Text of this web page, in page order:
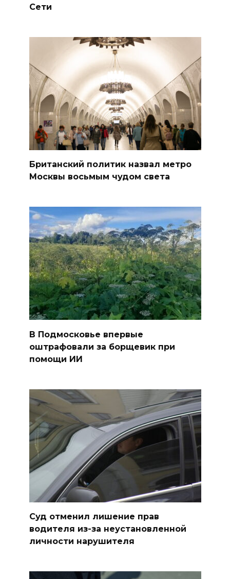
Сети
Британский политик назвал метро
Москвы восьмым чудом света
В Подмосковье впервые
оштрафовали за борщевик при
помощи ИИ
Суд отменил лишение прав
водителя из-за неустановленной
личности нарушителя